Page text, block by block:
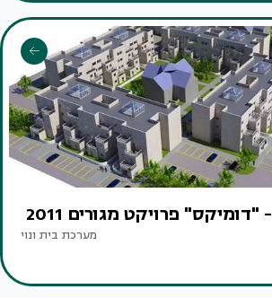
פרויקט מגורים 2011
מערכת בית ונוי